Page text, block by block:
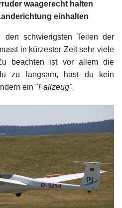
waagerecht halten
einhalten
den schwierigsten Teilen der
in kürzester Zeit sehr viele
beachten ist vor allem die
zu langsam, hast du kein
ein "Fallzeug".